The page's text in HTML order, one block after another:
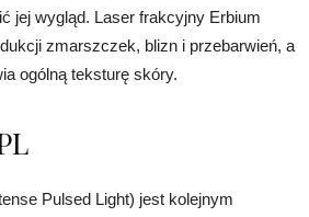
jej wygląd. Laser frakcyjny Erbium
zmarszczek, blizn i przebarwień, a
ogólną teksturę skóry.
Pulsed Light) jest kolejnym